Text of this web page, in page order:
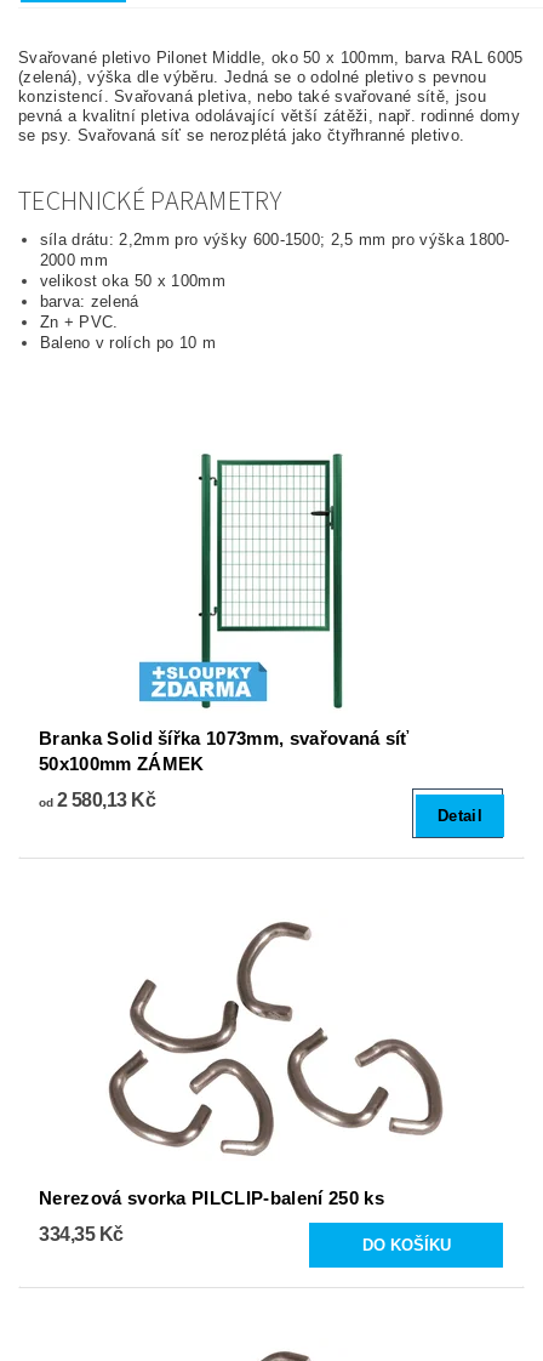
Svařované pletivo Pilonet Middle, oko 50 x 100mm, barva RAL 6005
(zelená), výška dle výběru. Jedná se o odolné pletivo s pevnou
konzistencí. Svařovaná pletiva, nebo také svařované sítě, jsou
pevná a kvalitní pletiva odolávající větší zátěži, např. rodinné domy
se psy. Svařovaná síť se nerozplétá jako čtyřhranné pletivo.
TECHNICKÉ PARAMETRY
síla drátu: 2,2mm pro výšky 600-1500; 2,5 mm pro výška 1800-
2000 mm
velikost oka 50 x 100mm
barva: zelená
Zn + PVC.
Baleno v rolích po 10 m
Branka Solid šířka 1073mm, svařovaná síť
50x100mm ZÁMEK
od2 580,13 Kč
Detail
Nerezová svorka PILCLIP-balení 250 ks
334,35 Kč